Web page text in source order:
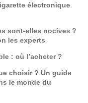
électronique
sont-elles nocives ?
les experts
: où l’acheter ?
choisir ? Un guide
le monde du